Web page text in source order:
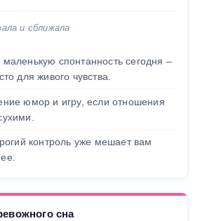
и сближала
спонтанность сегодня –
для живого чувства.
юмор и игру, если отношения
контроль уже мешает вам
сна